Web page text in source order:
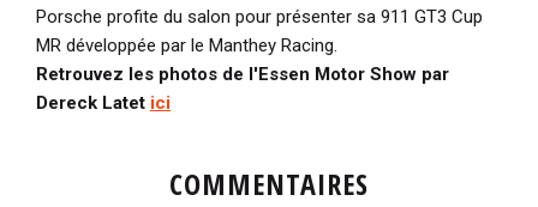
Porsche profite du salon pour présenter sa 911 GT3 Cup
MR développée par le Manthey Racing.
Retrouvez les photos de l'Essen Motor Show par
Dereck Latet ici
COMMENTAIRES